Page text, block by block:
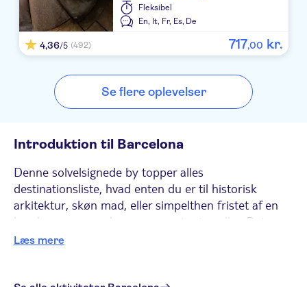
Fleksibel
En, It, Fr, Es, De
4,36/5 (492) 717,00 kr.
Se flere oplevelser
Introduktion til Barcelona
Denne solvelsignede by topper alles
destinationsliste, hvad enten du er til historisk
arkitektur, skøn mad, eller simpelthen fristet af en
by, der er som en kæmpemæssig strandby. Det
rammer det særlige sted, hvor historie og
Læs mere